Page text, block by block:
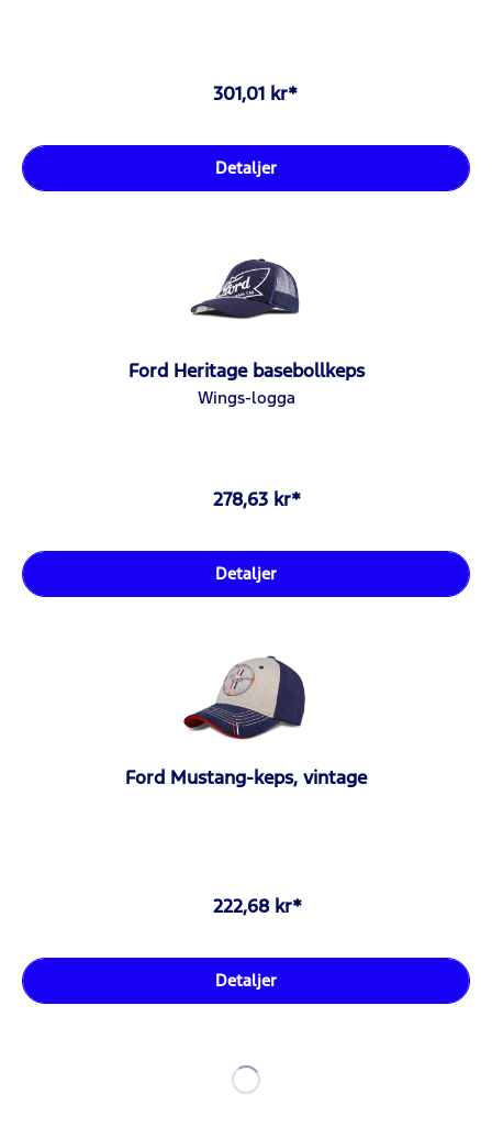
301,01 kr*
Detaljer
Ford Heritage basebollkeps
Wings-logga
278,63 kr*
Detaljer
Ford Mustang-keps, vintage
222,68 kr*
Detaljer